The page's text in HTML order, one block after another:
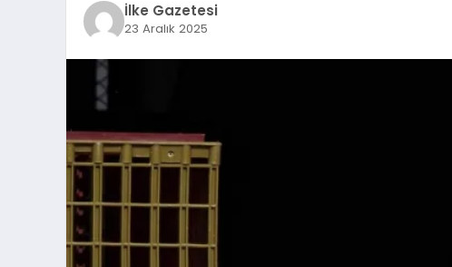
İlke Gazetesi
23 Aralık 2025